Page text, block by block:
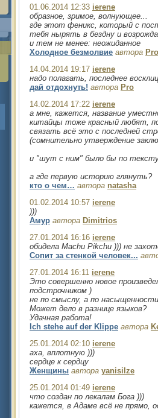
01.06.2014 12:33 ierene
образное, зримое, волнующее...
где этот феникс, который с
тебя нырять в бездну и
и тем не менее: неожиданное
Холодное безмолвие автора Pro
14.04.2014 19:17 ierene
надо полагать, последнее
дай отдохнуть! автора Pro
14.02.2014 17:22 ierene
а мне, кажется, название
китайцы тоже красный любят,
связать всё это с последней
(сомнительно утверждение
и "шут с ним" было бы по
а где первую историю глянуть?
кто о чем… автора natasha
01.02.2014 10:57 ierene
)))
Амур автора Dimitrios
27.01.2014 16:16 ierene
обидела Machu Pikchu ))) не
Сопит за стенкой человек...
27.01.2014 16:11 ierene
Это совершенно новое
подстрочником )
не по смыслу, а по
Может дело в разнице языков?
Удачная работа!
Ich stehe auf der Klippe автора
25.01.2014 02:10 ierene
аха, вплотную )))
сердце к сердцу
Женщины автора yanisilze
25.01.2014 01:49 ierene
что создан по лекалам Бога )))
кажется, в Адаме всё не прямо,